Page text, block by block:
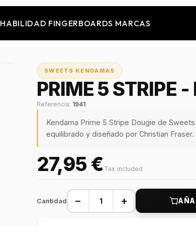
HABILIDAD FINGERBOARDS MARCAS
SWEETS KENDAMAS
PRIME 5 STRIPE -
Referencia: 1941
Kendama Prime 5 Stripe Dougie de Sweets
equilibrado y diseñado por Christian Fraser.
27,95 € Tax included
Cantidad − +